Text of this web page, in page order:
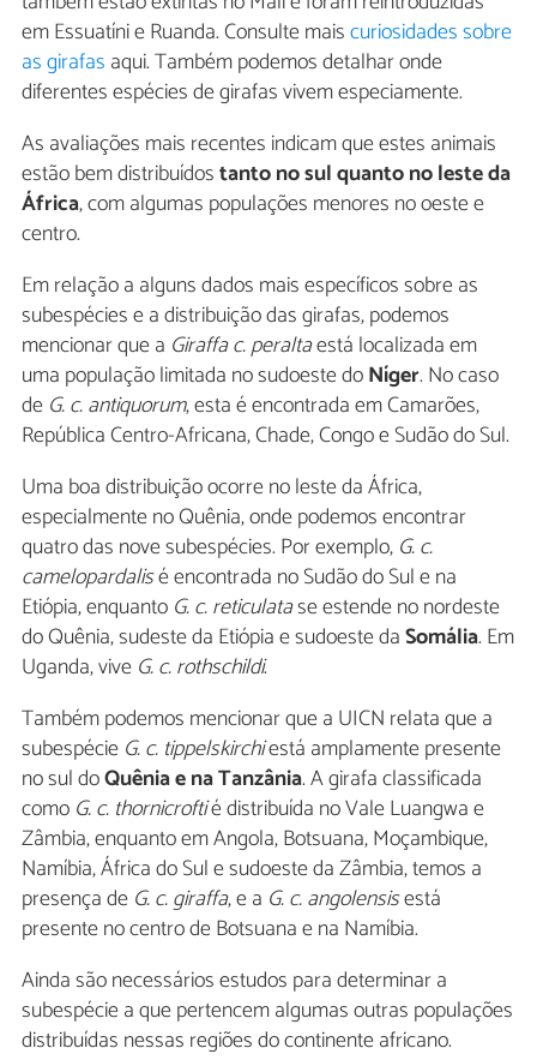
em Essuatíni e Ruanda. Consulte maiscuriosidades sobre
as girafas aqui. Também podemos detalhar onde
diferentes espécies de girafas vivem especiamente.
As avaliações mais recentes indicam que estes animais
estão bem distribuídostanto no sul quanto no leste da
África, com algumas populações menores no oeste e
centro.
Em relação a alguns dados mais específicos sobre as
subespécies e a distribuição das girafas, podemos
mencionar que a Giraffa c. peraltaestá localizada em
uma população limitada no sudoeste doNíger. No caso
de G. c. antiquorum, esta é encontrada em Camarões,
República Centro-Africana, Chade, Congo e Sudão do Sul.
Uma boa distribuição ocorre no leste da África,
especialmente no Quênia, onde podemos encontrar
quatro das nove subespécies. Por exemplo, G. c.
camelopardalisé encontrada no Sudão do Sul e na
Etiópia, enquanto G. c. reticulatase estende no nordeste
do Quênia, sudeste da Etiópia e sudoeste daSomália. Em
Uganda, vive G. c. rothschildi.
Também podemos mencionar que a UICN relata que a
subespécie G. c. tippelskirchiestá amplamente presente
no sul doQuênia e na Tanzânia. A girafa classificada
como G. c. thornicroftié distribuída no Vale Luangwa e
Zâmbia, enquanto em Angola, Botsuana, Moçambique,
Namíbia, África do Sul e sudoeste da Zâmbia, temos a
presença de G. c. giraffa, e a G. c. angolensisestá
presente no centro de Botsuana e na Namíbia.
Ainda são necessários estudos para determinar a
subespécie a que pertencem algumas outras populações
distribuídas nessas regiões do continente africano.